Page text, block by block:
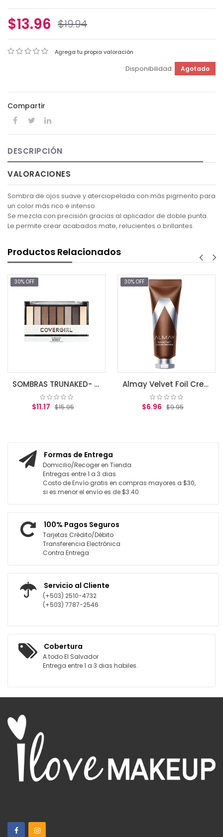
$13.96 $19.94
Agrega tu propia valoración
Disponibilidad: Agotado
Compartir
DESCRIPCIÓN
VALORACIONES
Sombra de ojos suave y aterciopelada con más pigmento para
un color más rico e intenso.
Se mezcla con precisión gracias al aplicador de doble punta.
Le permite crear acabados mate, relucientes o brillantes.
Productos Relacionados
SOMBRAS TRUNAKED- Palettes - Tonos Nudes
$15.95
Almay Velvet Foil Cream Shadow-OUT OF THE WOODS (080)
$9.95
Formas de Entrega
Domicilio/Recoger en Tienda
Entregas entre 1 a 3 dias
Costo de Envío gratis en compras mayores a $30,
si es menor el envío es de $3.40
100% Pagos Seguros
Tarjetas Crédito/Débito
Transferencia Electrónica
Contra Entrega
Servicio al Cliente
(+503) 2510-4732
(+503) 7787-2546
Cobertura
A todo El Salvador
Entrega entre 1 a 3 dias habiles.